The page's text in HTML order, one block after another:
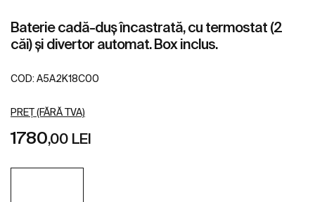
Baterie cadă-duș încastrată, cu termostat (2
căi) și divertor automat. Box inclus.
COD: A5A2K18C00
PREȚ (FĂRĂ TVA)
1780,00 LEI